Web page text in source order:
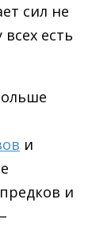
сил не
есть
и
и